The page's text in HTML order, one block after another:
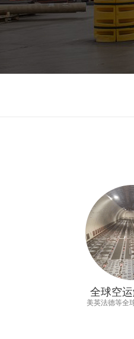
全球空
美英法德等全